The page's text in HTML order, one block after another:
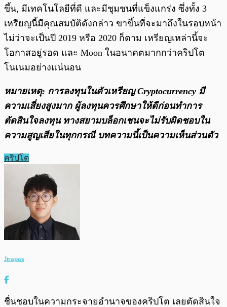
ขึ้น, มีเทคโนโลยีที่ดี และมีชุมชนที่แข็งแกร่ง ซึ่งทั้ง 3
เหรียญนี้มีคุณสมบัติดังกล่าว ขาขึ้นที่จะมาถึงในรอบหน้า
ไม่ว่าจะเป็นปี 2019 หรือ 2020 ก็ตาม เหรียญเหล่านี้จะ
โอกาสอยู่รอด และ Moon ในอนาคตมากกว่าคริปโต
โนเนมอย่างแน่นอน
หมายเหตุ: การลงทุนในตัวเหรียญ Cryptocurrency มี
ความเสี่ยงสูงมาก ผู้ลงทุนควรศึกษาให้ดีก่อนทำการ
ตัดสินใจลงทุน ทางสยามบล็อกเชนจะไม่รับผิดชอบใน
ความสูญเสียในทุกกรณี บทความนี้เป็นความเห็นส่วนตัว
คริปโต
Jirapas
ชื่นชอบในความกระจายอำนาจของคริปโต เลยตัดสินใจ